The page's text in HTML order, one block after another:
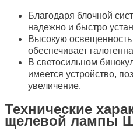
Благодаря блочной
надежно и быстро
Высокую
обеспечивает
В светосильном
имеется устройство,
увеличение.
Технические
щелевой лампы